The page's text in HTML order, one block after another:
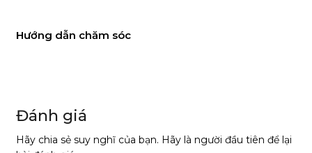
Hướng dẫn chăm sóc
Đánh giá
Hãy chia sẻ suy nghĩ của bạn. Hãy là người đầu tiên để lại